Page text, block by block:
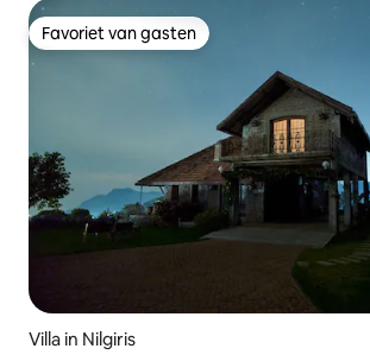
Favoriet van gasten
Favoriet van gasten
Villa in Nilgiris